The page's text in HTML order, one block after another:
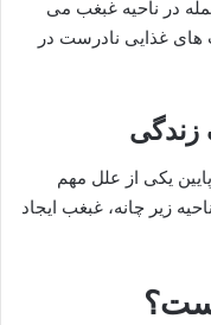
در ناحیه غبغب می
غذایی نادرست در
یکی از علل مهم
زیر چانه، غبغب ایجاد